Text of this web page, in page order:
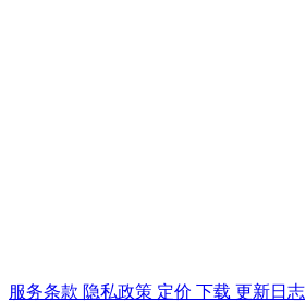
服务条款 隐私政策 定价 下载 更新日志